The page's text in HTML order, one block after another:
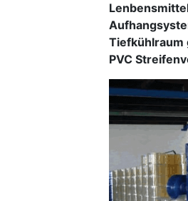
Tiefkühlraum
PVC